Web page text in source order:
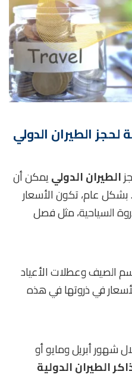
الطيران الدولي
الطيران الدولييمكن أن
بشكل عام، تكون الأسعار
السياحية، مثل فصل
الصيف وعطلات الأعياد
في ذروتها في هذه
شهور أبريل ومايو أو
الطيران الدولية